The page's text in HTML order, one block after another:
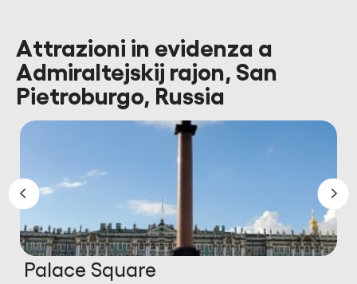
Attrazioni in evidenza a
Admiraltejskij rajon, San
Pietroburgo, Russia
Palace Square